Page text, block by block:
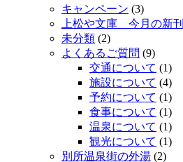
キャンペーン (3)
上松や文庫 今月の新刊
未分類 (2)
よくあるご質問 (9)
交通について (1)
施設について (4)
予約について (1)
食事について (1)
温泉について (1)
観光について (1)
別所温泉街の外湯 (2)